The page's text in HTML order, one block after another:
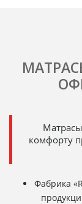
комфорту
Фабрика